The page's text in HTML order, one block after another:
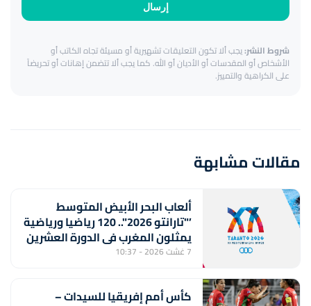
إرسال
شروط النشر:يجب ألا تكون التعليقات تشهيرية أو مسيئة تجاه الكاتب أو
الأشخاص أو المقدسات أو الأديان أو الله. كما يجب ألا تتضمن إهانات أو تحريضاً
على الكراهية والتمييز.
مقالات مشابهة
ألعاب البحر الأبيض المتوسط
’"تارانتو 2026".. 120 رياضيا ورياضية
يمثلون المغرب في الدورة العشرين
7 غشت 2026 - 10:37
كأس أمم إفريقيا للسيدات –